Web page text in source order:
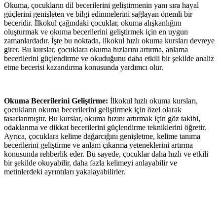
Okuma, çocukların dil becerilerini geliştirmenin yanı sıra hayal
güçlerini genişleten ve bilgi edinmelerini sağlayan önemli bir
beceridir. İlkokul çağındaki çocuklar, okuma alışkanlığını
oluşturmak ve okuma becerilerini geliştirmek için en uygun
zamanlardadır. İşte bu noktada, ilkokul hızlı okuma kursları devreye
girer. Bu kurslar, çocuklara okuma hızlarını artırma, anlama
becerilerini güçlendirme ve okuduğunu daha etkili bir şekilde analiz
etme becerisi kazandırma konusunda yardımcı olur.
Okuma Becerilerini Geliştirme: İlkokul hızlı okuma kursları,
çocukların okuma becerilerini geliştirmek için özel olarak
tasarlanmıştır. Bu kurslar, okuma hızını artırmak için göz takibi,
odaklanma ve dikkat becerilerini güçlendirme tekniklerini öğretir.
Ayrıca, çocuklara kelime dağarcığını genişletme, kelime tanıma
becerilerini geliştirme ve anlam çıkarma yeteneklerini artırma
konusunda rehberlik eder. Bu sayede, çocuklar daha hızlı ve etkili
bir şekilde okuyabilir, daha fazla kelimeyi anlayabilir ve
metinlerdeki ayrıntıları yakalayabilirler.